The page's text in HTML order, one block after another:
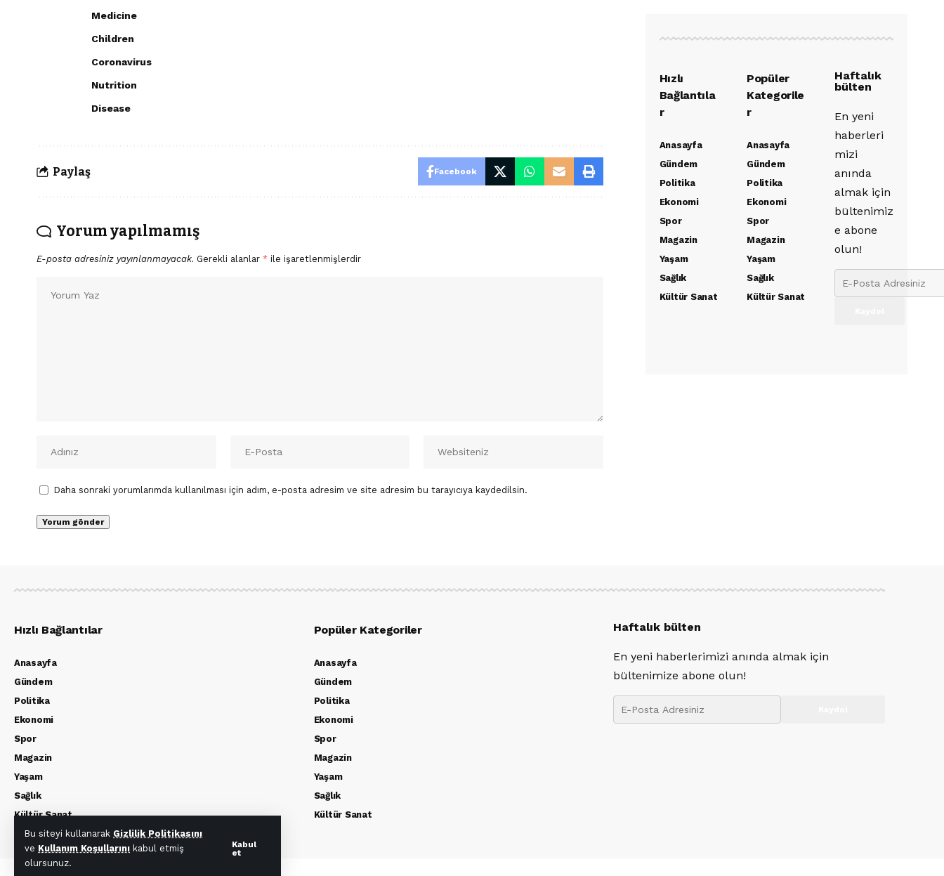
Bu siteyi kullanarak Gizlilik Politikasını
ve Kullanım Koşullarını kabul etmiş
olursunuz.
Kabul
et
Medicine
Children
Coronavirus
Nutrition
Disease
Paylaş Facebook
Yorum yapılmamış
E-posta adresiniz yayınlanmayacak. Gerekli alanlar * ile işaretlenmişlerdir
Daha sonraki yorumlarımda kullanılması için adım, e-posta adresim ve site adresim bu tarayıcıya kaydedilsin.
Hızlı
Bağlantıla
r
Anasayfa
Gündem
Politika
Ekonomi
Spor
Magazin
Yaşam
Sağlık
Kültür Sanat
Popüler
Kategorile
r
Anasayfa
Gündem
Politika
Ekonomi
Spor
Magazin
Yaşam
Sağlık
Kültür Sanat
Haftalık
bülten
En yeni
haberleri
mizi
anında
almak için
bültenimiz
e abone
olun!
Hızlı Bağlantılar
Anasayfa
Gündem
Politika
Ekonomi
Spor
Magazin
Yaşam
Sağlık
Kültür Sanat
Popüler Kategoriler
Anasayfa
Gündem
Politika
Ekonomi
Spor
Magazin
Yaşam
Sağlık
Kültür Sanat
Haftalık bülten
En yeni haberlerimizi anında almak için
bültenimize abone olun!